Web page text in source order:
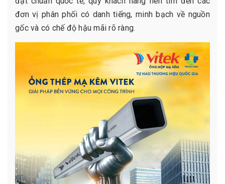
đơn vị phân phối có danh tiếng, minh bạch về nguồn
gốc và có chế độ hậu mãi rõ ràng.